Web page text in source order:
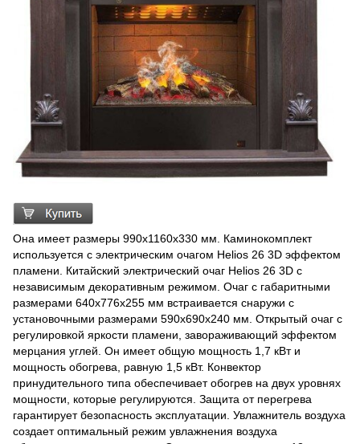
Она имеет размеры 990х1160х330 мм. Каминокомплект
используется с электрическим очагом Helios 26 3D эффектом
пламени. Китайский электрический очаг Helios 26 3D c
независимым декоративным режимом. Очаг с габаритными
размерами 640х776х255 мм встраивается снаружи с
установочными размерами 590х690х240 мм. Открытый очаг c
регулировкой яркости пламени, завораживающий эффектом
мерцания углей. Он имеет общую мощность 1,7 кВт и
мощность обогрева, равную 1,5 кВт. Конвектор
принудительного типа обеспечивает обогрев на двух уровнях
мощности, которые регулируются. Защита от перегрева
гарантирует безопасность эксплуатации. Увлажнитель воздуха
создает оптимальный режим увлажнения воздуха